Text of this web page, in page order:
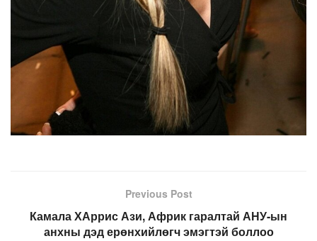
Previous Post
Камала ХАррис Ази, Африк гаралтай АНУ-ын
анхны дэд ерөнхийлөгч эмэгтэй боллоо